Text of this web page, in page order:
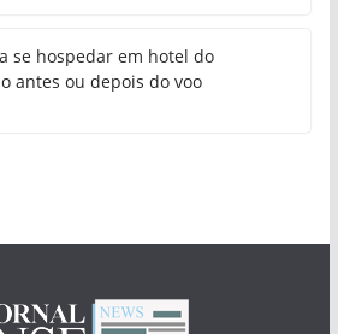
Gestão hoteleira: boas práticas e
antes ou depois do voo